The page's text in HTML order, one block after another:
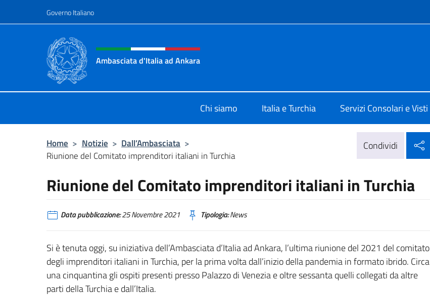
Governo Italiano
Intestazione sito, social e menù
Ambasciata d'Italia ad Ankara
Chi siamo Italia e Turchia Servizi Consolari e Visti
Home > Notizie > Dall’Ambasciata >
Riunione del Comitato imprenditori italiani in Turchia
Condividi
Riunione del Comitato imprenditori italiani in Turchia
Data pubblicazione:25 Novembre 2021 Tipologia:News
Si è tenuta oggi, su iniziativa dell’Ambasciata d’Italia ad Ankara, l’ultima riunione del 2021 del comitato
degli imprenditori italiani in Turchia, per la prima volta dall’inizio della pandemia in formato ibrido. Circa
una cinquantina gli ospiti presenti presso Palazzo di Venezia e oltre sessanta quelli collegati da altre
parti della Turchia e dall’Italia.